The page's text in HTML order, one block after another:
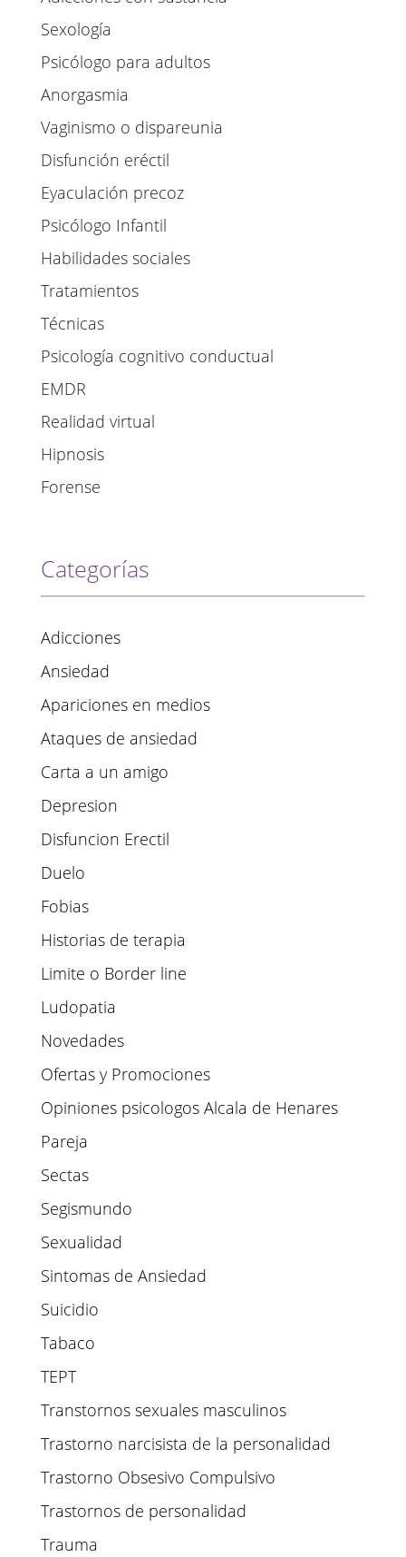
Sexología
Psicólogo para adultos
Anorgasmia
Vaginismo o dispareunia
Disfunción eréctil
Eyaculación precoz
Psicólogo Infantil
Habilidades sociales
Tratamientos
Técnicas
Psicología cognitivo conductual
EMDR
Realidad virtual
Hipnosis
Forense
Categorías
Adicciones
Ansiedad
Apariciones en medios
Ataques de ansiedad
Carta a un amigo
Depresion
Disfuncion Erectil
Duelo
Fobias
Historias de terapia
Limite o Border line
Ludopatia
Novedades
Ofertas y Promociones
Opiniones psicologos Alcala de Henares
Pareja
Sectas
Segismundo
Sexualidad
Sintomas de Ansiedad
Suicidio
Tabaco
TEPT
Transtornos sexuales masculinos
Trastorno narcisista de la personalidad
Trastorno Obsesivo Compulsivo
Trastornos de personalidad
Trauma